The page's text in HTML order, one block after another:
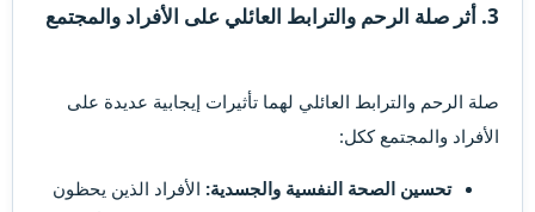
3. أثر صلة الرحم والترابط العائلي على الأفراد والمجتمع
صلة الرحم والترابط العائلي لهما تأثيرات إيجابية عديدة على
الأفراد والمجتمع ككل:
تحسين الصحة النفسية والجسدية: الأفراد الذين يحظون